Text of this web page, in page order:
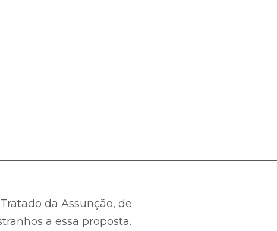
da Assunção, de
a essa proposta.